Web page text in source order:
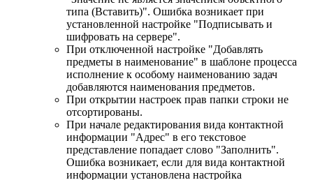
типа (Вставить)". Ошибка возникает при
установленной настройке "Подписывать и
шифровать на сервере".
При отключенной настройке "Добавлять
предметы в наименование" в шаблоне процесса
исполнение к особому наименованию задач
добавляются наименования предметов.
При открытии настроек прав папки строки не
отсортированы.
При начале редактирования вида контактной
информации "Адрес" в его текстовое
представление попадает слово "Заполнить".
Ошибка возникает, если для вида контактной
информации установлена настройка